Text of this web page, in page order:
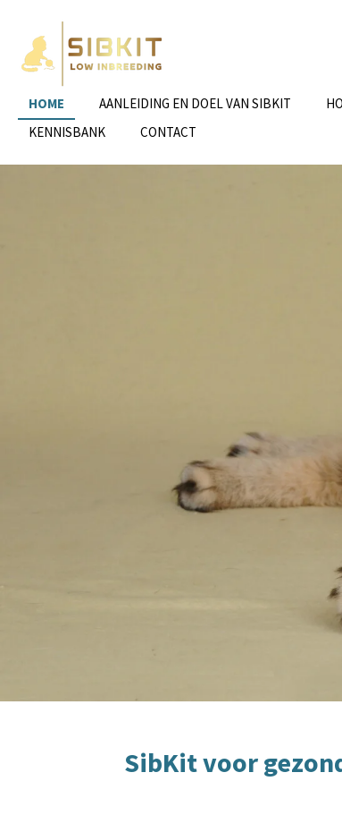
direct
naar
hoofdinhoud
HOME AANLEIDING EN DOEL VAN SIBKIT
KENNISBANK
CONTACT
SibKit voor